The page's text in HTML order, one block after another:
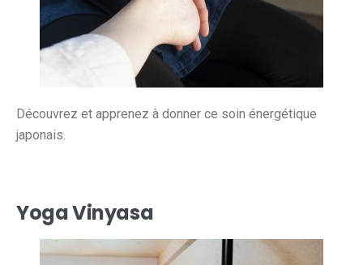
Découvrez et apprenez à donner ce soin énergétique
japonais.
Yoga Vinyasa